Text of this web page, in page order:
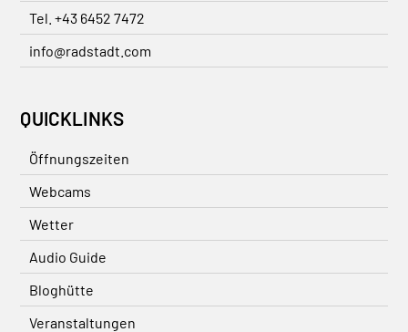
Tel. +43 6452 7472
info@radstadt.com
QUICKLINKS
Öffnungszeiten
Webcams
Wetter
Audio Guide
Bloghütte
Veranstaltungen